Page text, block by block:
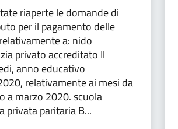
riaperte le domande di
per il pagamento delle
a: nido
privato accreditato Il
anno educativo
relativamente ai mesi da
a marzo 2020. scuola
privata paritaria B...